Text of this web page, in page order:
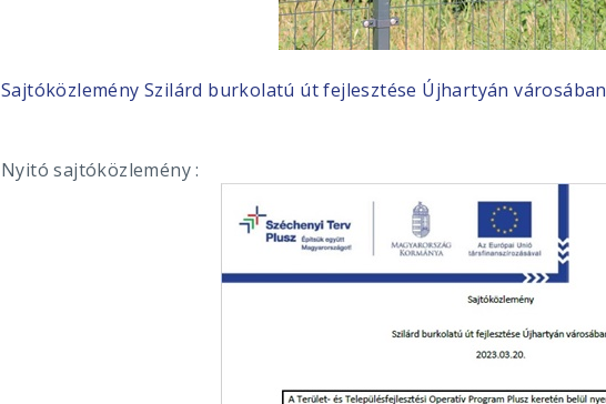
Sajtóközlemény Szilárd burkolatú út fejlesztése Újhartyán városában
Nyitó sajtóközlemény :